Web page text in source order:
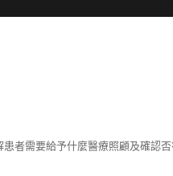
者需要給予什麼醫療照顧及確認